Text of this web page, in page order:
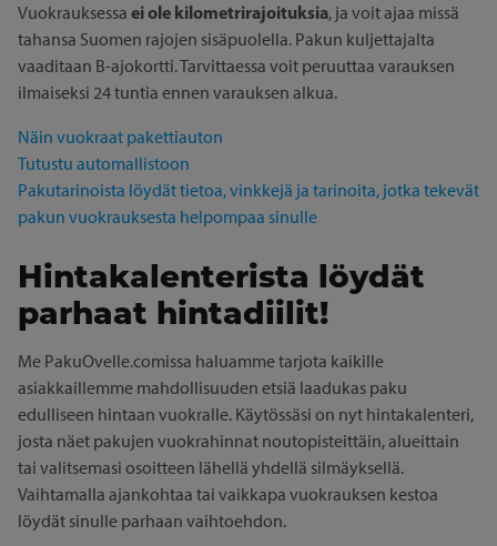
Vuokrauksessa ei ole kilometrirajoituksia, ja voit ajaa missä
tahansa Suomen rajojen sisäpuolella. Pakun kuljettajalta
vaaditaan B-ajokortti. Tarvittaessa voit peruuttaa varauksen
ilmaiseksi 24 tuntia ennen varauksen alkua.
Näin vuokraat pakettiauton
Tutustu automallistoon
Pakutarinoista löydät tietoa, vinkkejä ja tarinoita, jotka tekevät
pakun vuokrauksesta helpompaa sinulle
Hintakalenterista löydät
parhaat hintadiilit!
Me PakuOvelle.comissa haluamme tarjota kaikille
asiakkaillemme mahdollisuuden etsiä laadukas paku
edulliseen hintaan vuokralle. Käytössäsi on nyt hintakalenteri,
josta näet pakujen vuokrahinnat noutopisteittäin, alueittain
tai valitsemasi osoitteen lähellä yhdellä silmäyksellä.
Vaihtamalla ajankohtaa tai vaikkapa vuokrauksen kestoa
löydät sinulle parhaan vaihtoehdon.